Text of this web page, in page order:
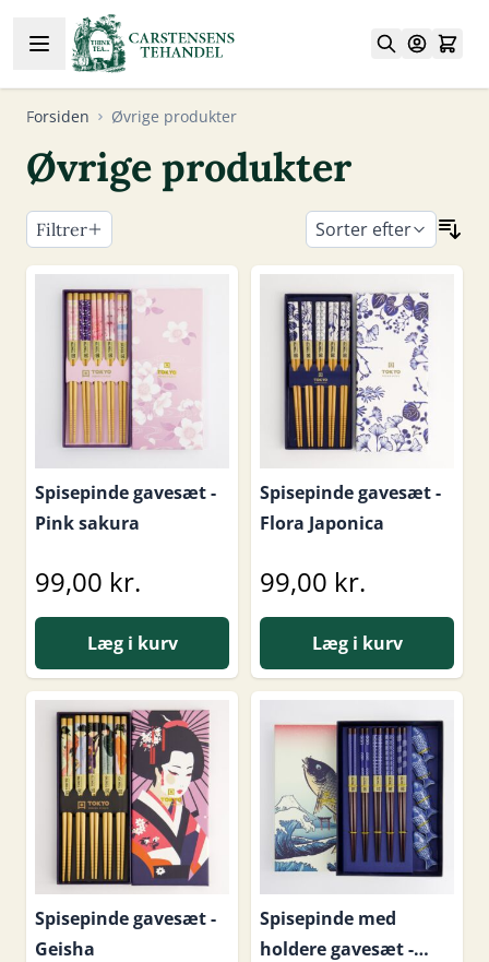
Skip to Content
Forsiden Øvrige produkter
Øvrige produkter
Filtrer
Skip to product list
Sorter efter
Spisepinde gavesæt -
Pink sakura
99,00 kr.
Læg i kurv
Spisepinde gavesæt -
Flora Japonica
99,00 kr.
Læg i kurv
Spisepinde gavesæt -
Geisha
Spisepinde med
holdere gavesæt -